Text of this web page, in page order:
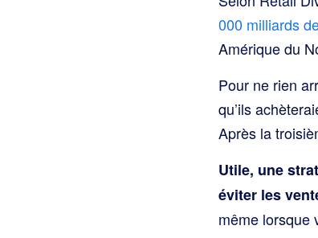
000 milliards
Amérique du
Pour ne rien
qu’ils
Après la
Utile, une
éviter les
même lorsque